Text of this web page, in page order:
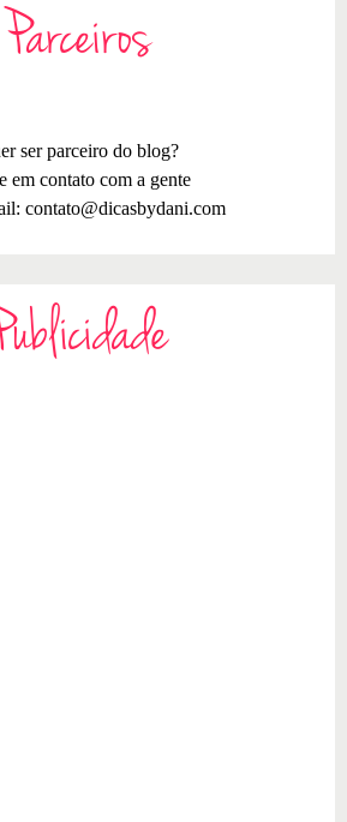
Parceiros
ser parceiro do blog?
em contato com a gente
contato@dicasbydani.com